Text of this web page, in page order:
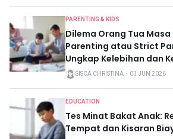
PARENTING & KIDS
Dilema Orang Tua Masa
Parenting atau Strict
Ungkap Kelebihan dan
SISCA CHRISTINA ・ 03 JUN 2026
EDUCATION
Tes Minat Bakat Anak:
Tempat dan Kisaran